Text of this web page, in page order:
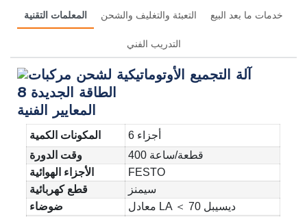
المعلمات التقنية التعبئة والتغليف والشحن خدمات ما بعد البيع
التدريب الفني
المعايير الفنية
المكونات الكمية
6 أجزاء
وقت الدورة
400 قطعة/ساعة
الأجزاء الهوائية
FESTO
قطع كهربائية
سيمنز
ضوضاء
معادل LA ＜ 70 ديسيبل